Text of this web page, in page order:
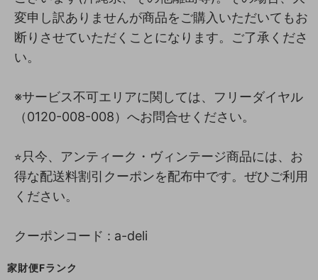
変申し訳ありませんが商品をご購入いただいてもお
断りさせていただくことになります。ご了承くださ
い。
※サービス不可エリアに関しては、フリーダイヤル
（0120-008-008）へお問合せください。
⭐︎只今、アンティーク・ヴィンテージ商品には、お
得な配送料割引クーポンを配布中です。ぜひご利用
ください。
クーポンコード : a-deli
家財便Fランク